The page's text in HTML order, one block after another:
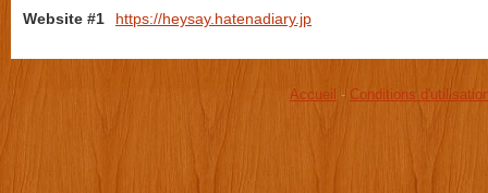
Website #1 https://heysay.hatenadiary.jp
Accueil - Conditions